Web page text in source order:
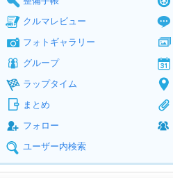
クルマレビュー
フォトギャラリー
グループ
ラップタイム
まとめ
フォロー
ユーザー内検索